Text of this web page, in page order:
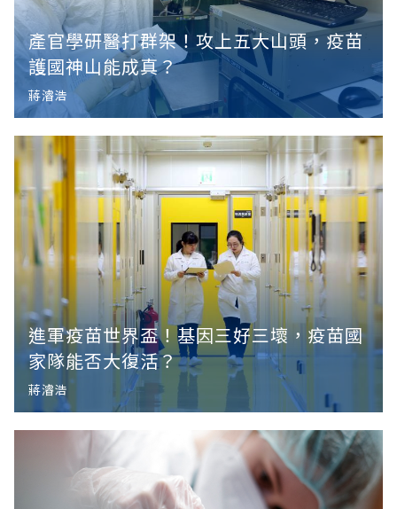
產官學研醫打群架！攻上五大山頭，疫苗
護國神山能成真？
蔣濬浩
進軍疫苗世界盃！基因三好三壞，疫苗國
家隊能否大復活？
蔣濬浩